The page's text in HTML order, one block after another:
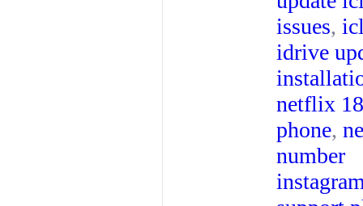
issues,
idrive
netflix
phone,
number